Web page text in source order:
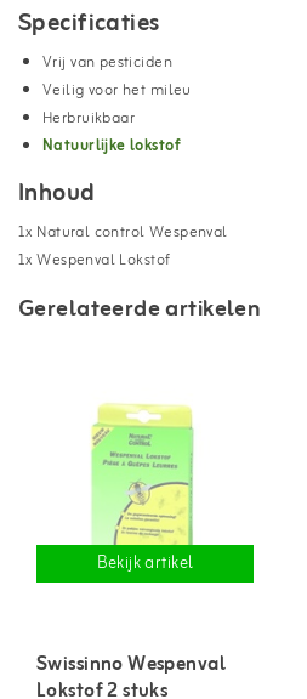
Specificaties
Vrij van pesticiden
Veilig voor het mileu
Herbruikbaar
Natuurlijke lokstof
Inhoud
1x Natural control Wespenval
1x Wespenval Lokstof
Gerelateerde artikelen
Bekijk artikel
Swissinno Wespenval
Lokstof 2 stuks